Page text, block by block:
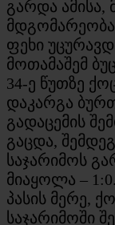
გარდა ამისა,
ფეხი
მოთამაშემ
34-ე წუთზე
დაკარგა
გადაცემის
გაცდა,
საჯარიმოს
მიაყოლა –
პასის მერე,
საჯარიმოში